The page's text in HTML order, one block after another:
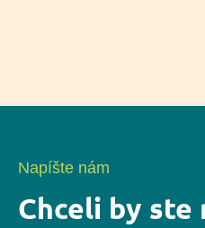
Napíšte nám
Chceli by ste